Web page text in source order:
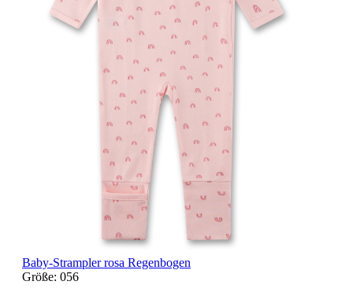
Baby-Strampler rosa Regenbogen
Größe: 056